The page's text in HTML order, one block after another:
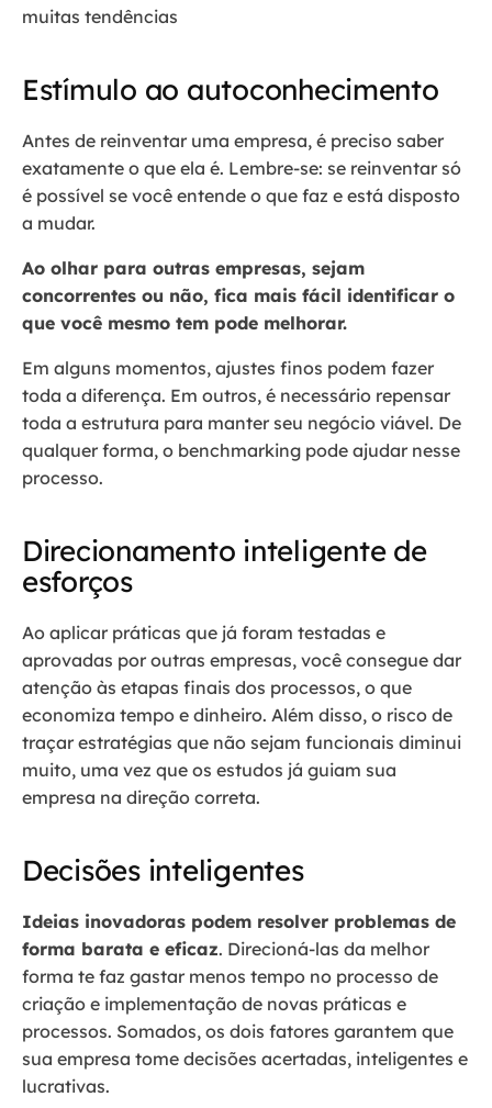
muitas tendências
Estímulo ao autoconhecimento
Antes de reinventar uma empresa, é preciso saber
exatamente o que ela é. Lembre-se: se reinventar só
é possível se você entende o que faz e está disposto
a mudar.
Ao olhar para outras empresas, sejam
concorrentes ou não, fica mais fácil identificar o
que você mesmo tem pode melhorar.
Em alguns momentos, ajustes finos podem fazer
toda a diferença. Em outros, é necessário repensar
toda a estrutura para manter seu negócio viável. De
qualquer forma, o benchmarking pode ajudar nesse
processo.
Direcionamento inteligente de
esforços
Ao aplicar práticas que já foram testadas e
aprovadas por outras empresas, você consegue dar
atenção às etapas finais dos processos, o que
economiza tempo e dinheiro. Além disso, o risco de
traçar estratégias que não sejam funcionais diminui
muito, uma vez que os estudos já guiam sua
empresa na direção correta.
Decisões inteligentes
Ideias inovadoras podem resolver problemas de
forma barata e eficaz. Direcioná-las da melhor
forma te faz gastar menos tempo no processo de
criação e implementação de novas práticas e
processos. Somados, os dois fatores garantem que
sua empresa tome decisões acertadas, inteligentes e
lucrativas.